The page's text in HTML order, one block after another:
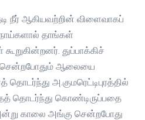
நீர் ஆகியவற்றின் விளைவாகப்
தாங்கள்
துப்பாக்கிச்
சென்றபோதும் ஆலையை
அ.குமரெட்டிபுரத்தில்
தொடர்ந்து கொண்டிருப்பதை
காலை அங்கு சென்றபோது